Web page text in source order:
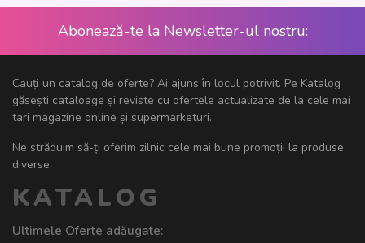
Abonează-te la Newsletter-ul nostru:
Cauți un catalog de oferte? Ai ajuns în locul potrivit. Pe Katalog
găsești cataloage și reviste cu ofertele actualizate de la cele mai
tari magazine online și supermarketuri.
Ne străduim să-ți oferim zilnic cele mai bune promoții la produse
diverse.
KATALOG
Ultimele Oferte adăugate: